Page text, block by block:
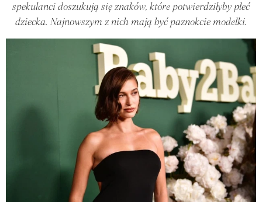
spekulanci doszukują się znaków, które potwierdziłyby płeć
dziecka. Najnowszym z nich mają być paznokcie modelki.